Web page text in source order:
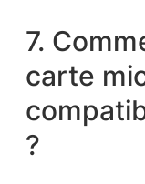
7.
carte
?